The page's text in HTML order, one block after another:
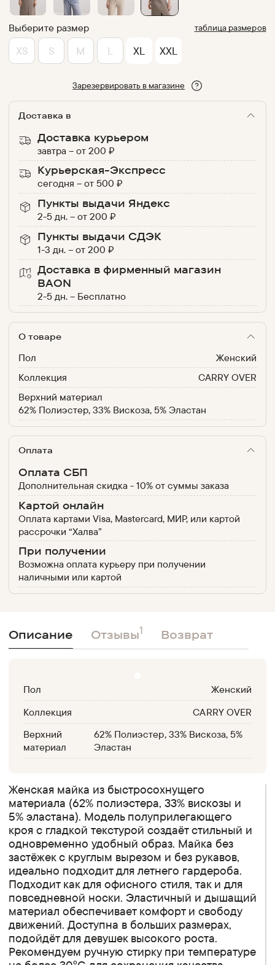
Выберите размер таблица размеров
XS S M L XL XXL
Зарезервировать в магазине
Доставка в
Доставка курьером
завтра –от200 ₽
Курьерская-Экспресс
сегодня –от500 ₽
Пункты выдачи Яндекс
2-5 дн. –от200 ₽
Пункты выдачи СДЭК
1-3 дн. –от200 ₽
Доставка в фирменный магазин
BAON
2-5 дн. – Бесплатно
О товаре
Пол
Женский
Коллекция
CARRY OVER
Верхний материал
62% Полиэстер, 33% Вискоза, 5% Эластан
Оплата
Оплата СБП
Дополнительная скидка - 10% от суммы заказа
Картой онлайн
Оплата картами Visa, Mastercard, МИР, или картой
рассрочки “Халва”
При получении
Возможна оплата курьеру при получении
наличными или картой
Описание Отзывы1 Возврат
Женская майка из быстросохнущего
материала (62% полиэстера, 33% вискозы и
5% эластана). Модель полуприлегающего
кроя с гладкой текстурой создаёт стильный и
одновременно удобный образ. Майка без
застёжек с круглым вырезом и без рукавов,
идеально подходит для летнего гардероба.
Подходит как для офисного стиля, так и для
повседневной носки. Эластичный и дышащий
материал обеспечивает комфорт и свободу
движений. Доступна в больших размерах,
подойдёт для девушек высокого роста.
Рекомендуем ручную стирку при температуре
Пол
Женский
Коллекция
CARRY OVER
Верхний
материал
62% Полиэстер, 33% Вискоза, 5%
Эластан